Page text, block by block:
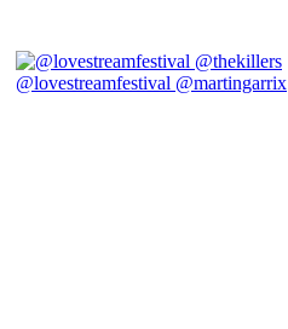
@lovestreamfestival @martingarrix